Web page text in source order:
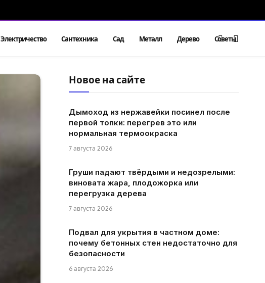
Электричество Сантехника Сад Металл Дерево Советы
Новое на сайте
Дымоход из нержавейки посинел после
первой топки: перегрев это или
нормальная термоокраска
7 августа 2026
Груши падают твёрдыми и недозрелыми:
виновата жара, плодожорка или
перегрузка дерева
7 августа 2026
Подвал для укрытия в частном доме:
почему бетонных стен недостаточно для
безопасности
6 августа 2026